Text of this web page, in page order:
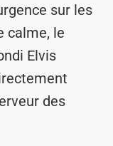
sur les
calme, le
Elvis
des